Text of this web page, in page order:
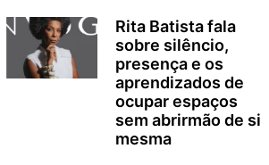
Rita Batista fala
sobre silêncio,
presença e os
aprendizados de
ocupar espaços
sem abrirmão de si
mesma